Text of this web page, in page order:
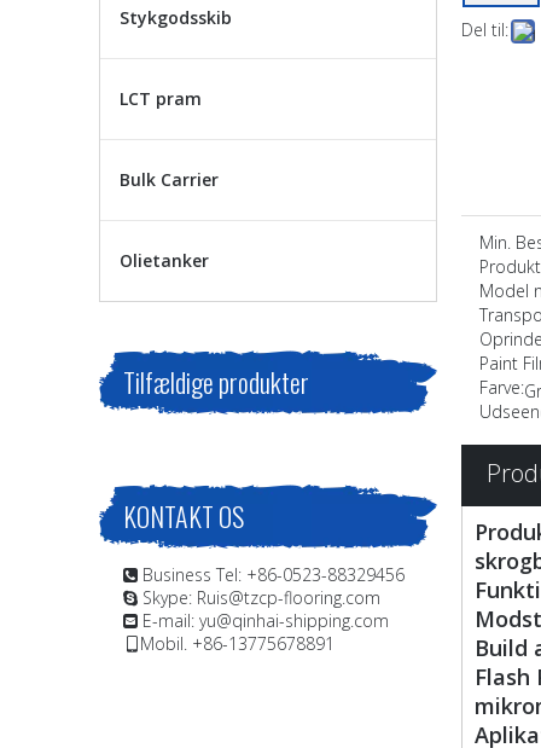
Stykgodsskib
LCT pram
Bulk Carrier
Olietanker
Tilfældige produkter
KONTAKT OS
 Business Tel: +86-0523-88329456
 Skype: Ruis@tzcp-flooring.com
 E-mail: yu@qinhai-shipping.com
Mobil. +86-13775678891
Del til:
Min.
Model
Paint
Farve:
Build
Flash